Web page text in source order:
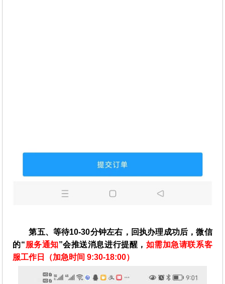
第五、等待10-30分钟左右，回执办理成功后，微信
的“服务通知”会推送消息进行提醒， 如需加急请联系客
服工作日（加急时间 9:30-18:00）